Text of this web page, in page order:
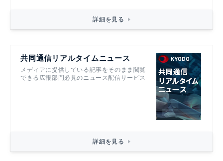
詳細を見る
共同通信リアルタイムニュース
メディアに提供している記事をそのまま閲覧
できる広報部門必見のニュース配信サービス
詳細を見る